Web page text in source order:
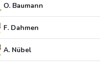
O. Baumann
F. Dahmen
A. Nübel